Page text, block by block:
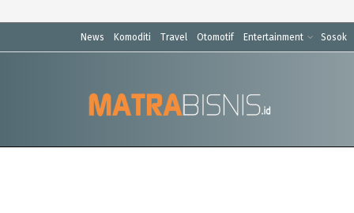
News Komoditi Travel Otomotif Entertainment Sosok